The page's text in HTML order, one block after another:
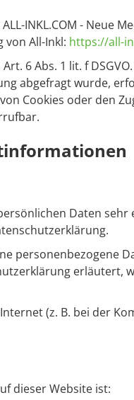
INKL.COM - Neue
von All-Inkl: https://all-
6 Abs. 1 lit. f
abgefragt wurde,
Cookies oder den
Daten
personenbezogene
erläutert,
(z. B. bei der
dieser Website ist: